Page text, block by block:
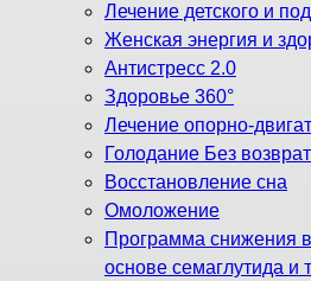
Лечение детского и
Женская энергия и
Антистресс 2.0
Здоровье 360°
Лечение опорно-
Голодание Без
Восстановление сна
Омоложение
Программа снижения
основе семаглутида и